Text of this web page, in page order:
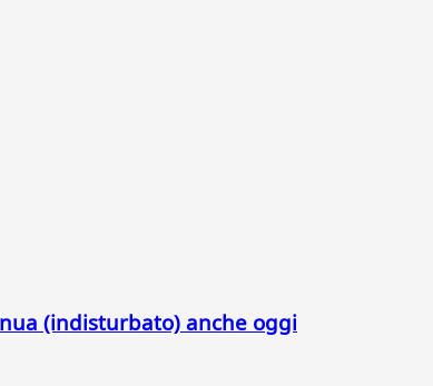
(indisturbato) anche oggi